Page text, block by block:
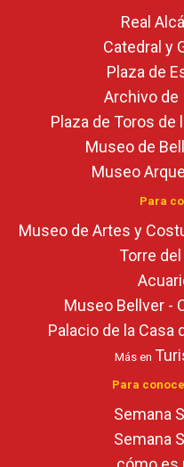
Real
Catedral y
Plaza de
Archivo de
Plaza de Toros de
Museo de
Museo
Para
Museo de Artes y
Torre
Museo Bellver -
Palacio de la Casa
Más en
Para
Semana
Semana